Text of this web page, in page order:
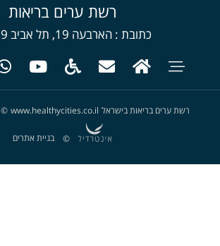
רשת ערים בריאות
כתובת הארבעה 19, תל אביב 64739
רשת ערים בריאות בישראל www.healthycities.co.il
©
© בניית אתרים